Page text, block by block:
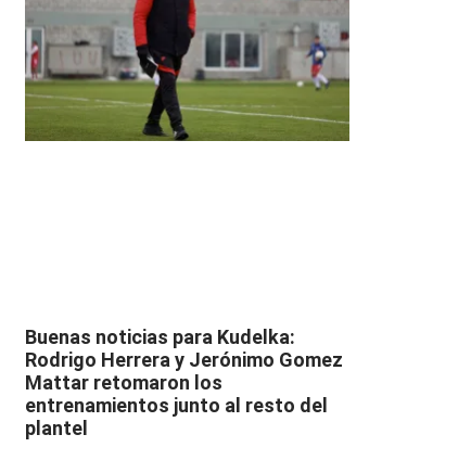
Buenas noticias para Kudelka:
Rodrigo Herrera y Jerónimo Gomez
Mattar retomaron los
entrenamientos junto al resto del
plantel